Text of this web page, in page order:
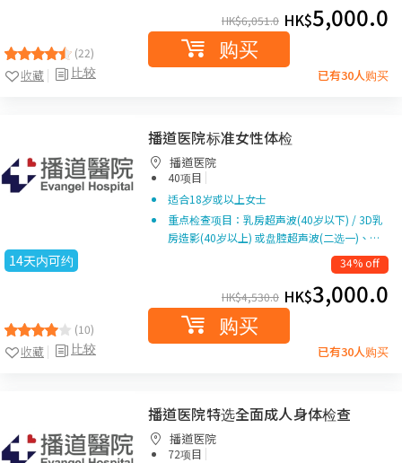
(22)
比较
收藏
HK$6,051.0 HK$5,000.0
购买
已有30人购买
14天内可约
(10)
比较
收藏
播道医院标准女性体检
播道医院
40项目 |
适合18岁或以上女士
重点检查项目：乳房超声波(40岁以下) / 3D乳
房造影(40岁以上) 或盘腔超声波(二选一)、…
34% off
HK$4,530.0 HK$3,000.0
购买
已有30人购买
播道医院特选全面成人身体检查
播道医院
72项目 |